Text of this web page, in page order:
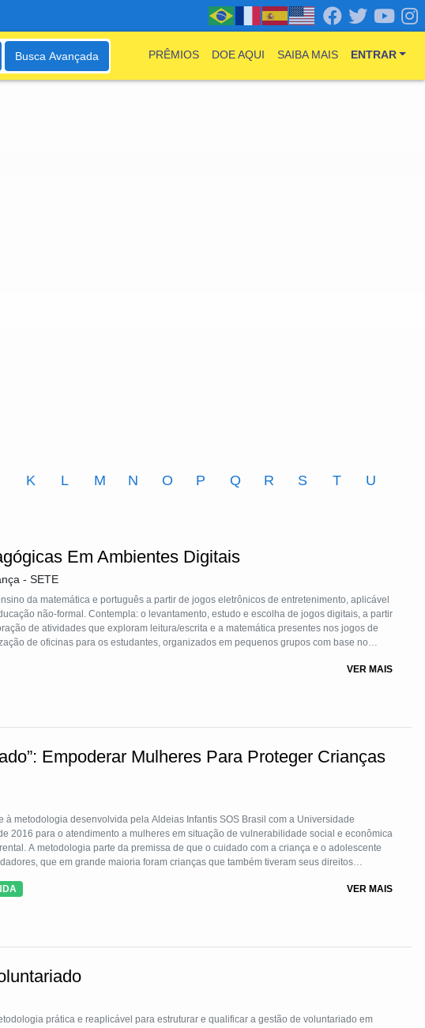
Busca Avançada PRÊMIOS DOE AQUI SAIBA MAIS ENTRAR
K L M N O P Q R S T
U
Em Ambientes Digitais
- SETE
da matemática e português a partir de jogos eletrônicos de entretenimento, aplicável
não-formal. Contempla: o levantamento, estudo e escolha de jogos digitais, a partir
de atividades que exploram leitura/escrita e a matemática presentes nos jogos de
de oficinas para os estudantes, organizados em pequenos grupos com base no
a elaboração de atividades e a vivência das mesmas.
VER MAIS
Empoderar Mulheres Para Proteger Crianças
à metodologia desenvolvida pela Aldeias Infantis SOS Brasil com a Universidade
A metodologia parte da premissa de que o cuidado com a criança e o adolescente
que em grande maioria foram crianças que também tiveram seus direitos
em oficinas de prática profissional e empoderamento econômico.
VER MAIS
prática e reaplicável para estruturar e qualificar a gestão de voluntariado em